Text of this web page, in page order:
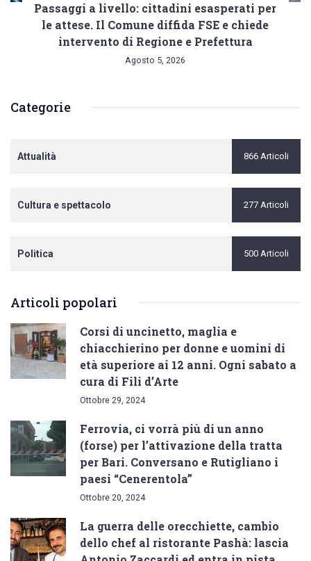
Passaggi a livello: cittadini esasperati per
le attese. Il Comune diffida FSE e chiede
intervento di Regione e Prefettura
Agosto 5, 2026
Categorie
Attualità 866 Articoli
Cultura e spettacolo 277 Articoli
Politica 500 Articoli
Articoli popolari
Corsi di uncinetto, maglia e
chiacchierino per donne e uomini di
età superiore ai 12 anni. Ogni sabato a
cura di Fili d’Arte
Ottobre 29, 2024
Ferrovia, ci vorrà più di un anno
(forse) per l’attivazione della tratta
per Bari. Conversano e Rutigliano i
paesi “Cenerentola”
Ottobre 20, 2024
La guerra delle orecchiette, cambio
dello chef al ristorante Pashà: lascia